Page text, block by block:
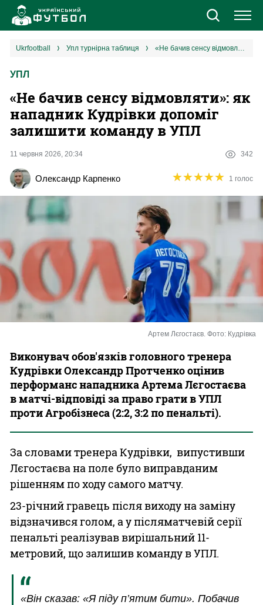
Новини
Єврокубки
УПЛ
2 ліга
Різне
Букмекери
Казино
ukrfootball упл турнірна таблиця «Не бачив сенсу відмовляти»: як нападник Кудрівки допоміг залишити команду в УПЛ
УПЛ
«Не бачив сенсу відмовляти»: як
нападник Кудрівки допоміг
залишити команду в УПЛ
11 червня 2026, 20:34 342
Олександр Карпенко ★★★★★
★★★★★ 1 голос
Артем Лєгостаєв. Фото: Кудрівка
Виконувач обов'язків головного тренера
Кудрівки Олександр Протченко оцінив
перформанс нападника Артема Лєгостаєва
в матчі-відповіді за право грати в УПЛ
проти Агробізнеса (2:2, 3:2 по пенальті).
За словами тренера Кудрівки, випустивши
Лєгостаєва на поле було виправданим
рішенням по ходу самого матчу.
23-річний гравець після виходу на заміну
відзначився голом, а у післяматчевій серії
пенальті реалізував вирішальний 11-
метровий, що залишив команду в УПЛ.
«Він сказав: «Я піду п’ятим бити». Побачив